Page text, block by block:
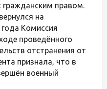
гражданским правом.
на
Комиссия
проведённого
отстранения от
признала, что в
военный